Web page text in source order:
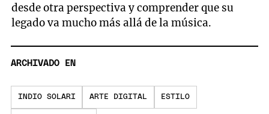
desde otra perspectiva y comprender que su
legado va mucho más allá de la música.
ARCHIVADO EN
INDIO SOLARI ARTE DIGITAL ESTILO